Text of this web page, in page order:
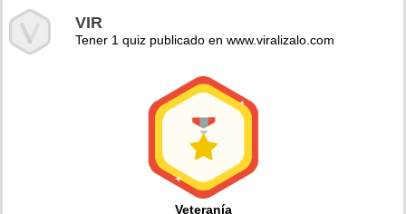
VIR
Tener 1 quiz publicado en www.viralizalo.com
Veteranía